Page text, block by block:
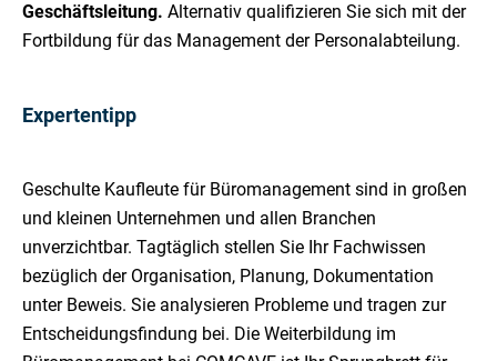
Geschäftsleitung. Alternativ qualifizieren Sie sich mit der
Fortbildung für das Management der Personalabteilung.
Expertentipp
Geschulte Kaufleute für Büromanagement sind in großen
und kleinen Unternehmen und allen Branchen
unverzichtbar. Tagtäglich stellen Sie Ihr Fachwissen
bezüglich der Organisation, Planung, Dokumentation
unter Beweis. Sie analysieren Probleme und tragen zur
Entscheidungsfindung bei. Die Weiterbildung im